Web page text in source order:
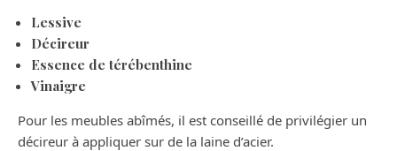
Lessive
Décireur
Essence de térébenthine
Vinaigre
Pour les meubles abîmés, il est conseillé de privilégier un
décireur à appliquer sur de la laine d’acier.